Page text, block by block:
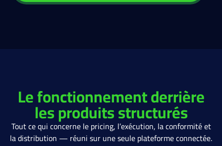
Le fonctionnement derrière
les produits structurés
Tout ce qui concerne le pricing, l’exécution, la conformité et
la distribution — réuni sur une seule plateforme connectée.